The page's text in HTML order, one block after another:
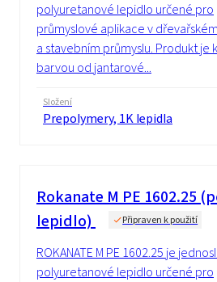
polyuretanové lepidlo určené pro
průmyslové aplikace v dřevařském
a stavebním průmyslu. Produkt je
barvou od jantarové...
Složení
Prepolymery, 1K lepidla
Rokanate M PE 1602.25
lepidlo)
Připraven k použití
ROKANATE M PE 1602.25 je
polyuretanové lepidlo určené pro